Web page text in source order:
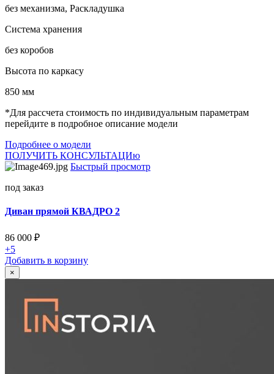
без механизма, Раскладушка
Система хранения
без коробов
Высота по каркасу
850 мм
*Для рассчета стоимость по индивидуальным параметрам
перейдите в подробное описание модели
Подробнее о модели
ПОЛУЧИТЬ КОНСУЛЬТАЦИю
Быстрый просмотр
под заказ
Диван прямой КВАДРО 2
86 000 ₽
+5
Добавить в корзину
×